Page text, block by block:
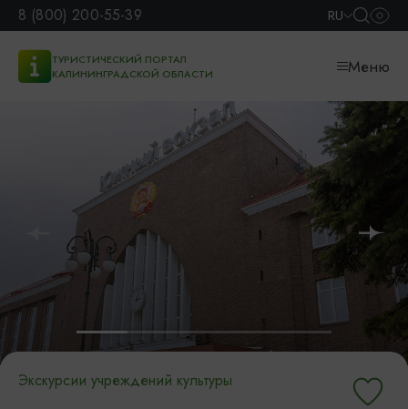
8 (800) 200-55-39 RU
ТУРИСТИЧЕСКИЙ ПОРТАЛ
КАЛИНИНГРАДСКОЙ ОБЛАСТИ
Меню
Экскурсии учреждений культуры